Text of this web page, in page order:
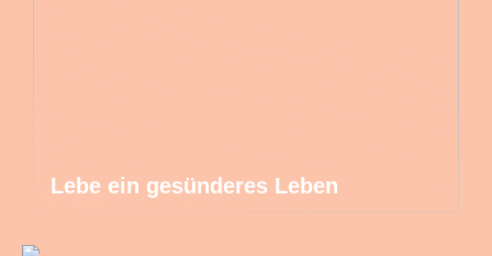
Lebe ein gesünderes Leben